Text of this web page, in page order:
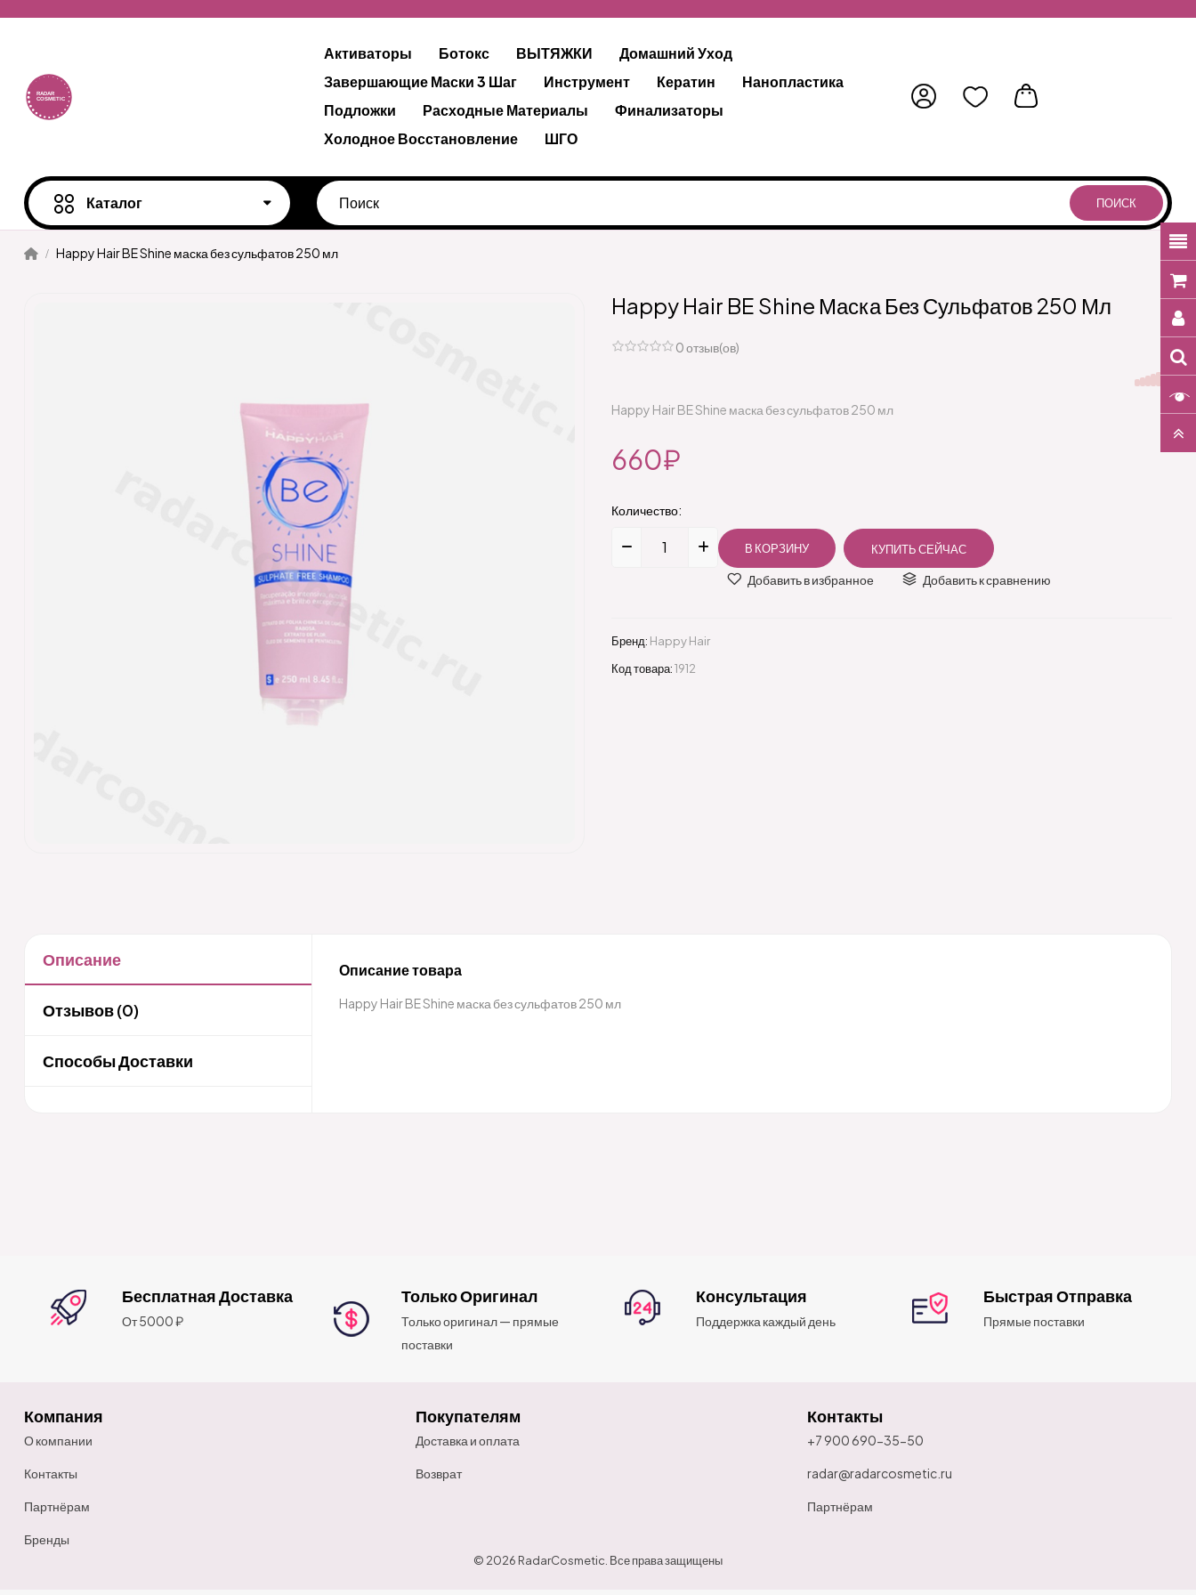
Активаторы Ботокс ВЫТЯЖКИ
Домашний Уход
Завершающие Маски 3 Шаг
Инструмент Кератин
Нанопластика
Подложки
Расходные Материалы
Финализаторы
Холодное Восстановление
ШГО
Каталог ПОИСК
Happy Hair BE Shine маска без сульфатов 250 мл
Happy Hair BE Shine Маска Без Сульфатов 250 Мл
0 отзыв(ов)
Happy Hair BE Shine маска без сульфатов 250 мл
660₽
Количество:
Добавить в избранное Добавить к сравнению
Бренд: Happy Hair
Код товара:1912
Описание
Отзывов (0)
Способы Доставки
Описание товара
Happy Hair BE Shine маска без сульфатов 250 мл
Бесплатная Доставка
От 5000 ₽
Только Оригинал
Только оригинал — прямые
поставки
Консультация
Поддержка каждый день
Быстрая Отправка
Прямые поставки
Компания
О компании
Контакты
Партнёрам
Бренды
Покупателям
Доставка и оплата
Возврат
Контакты
+7 900 690-35-50
radar@radarcosmetic.ru
Партнёрам
© 2026 RadarCosmetic. Все права защищены